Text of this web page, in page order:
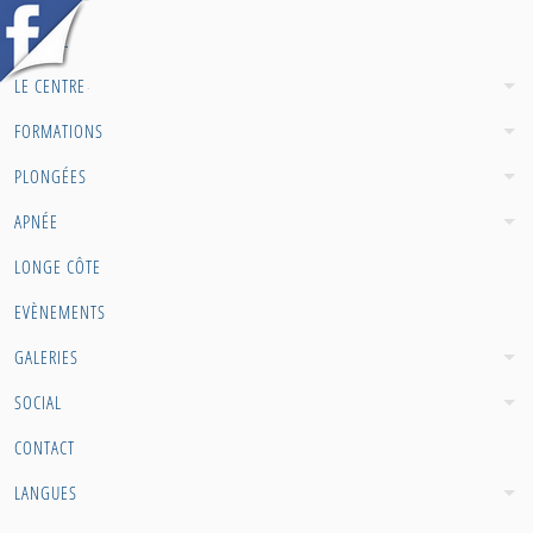
ACCUEIL
LE CENTRE
FORMATIONS
PLONGÉES
APNÉE
LONGE CÔTE
EVÈNEMENTS
GALERIES
SOCIAL
CONTACT
LANGUES